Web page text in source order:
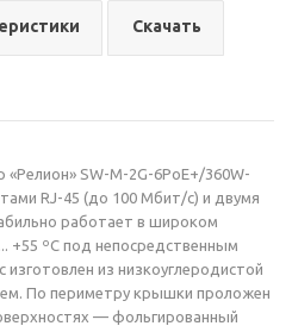
Скачать
SW-М-2G-6PoE+/360W-
RJ-45 (до 100 Мбит/с) и двумя
работает в широком
+55 ºC под непосредственным
из низкоуглеродистой
По периметру крышки проложен
— фольгированный